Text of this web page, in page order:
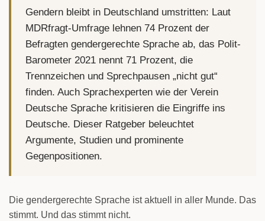
Gendern bleibt in Deutschland umstritten: Laut
MDRfragt-Umfrage lehnen 74 Prozent der
Befragten gendergerechte Sprache ab, das Polit-
Barometer 2021 nennt 71 Prozent, die
Trennzeichen und Sprechpausen „nicht gut“
finden. Auch Sprachexperten wie der Verein
Deutsche Sprache kritisieren die Eingriffe ins
Deutsche. Dieser Ratgeber beleuchtet
Argumente, Studien und prominente
Gegenpositionen.
Die gendergerechte Sprache ist aktuell in aller Munde. Das
stimmt. Und das stimmt nicht.